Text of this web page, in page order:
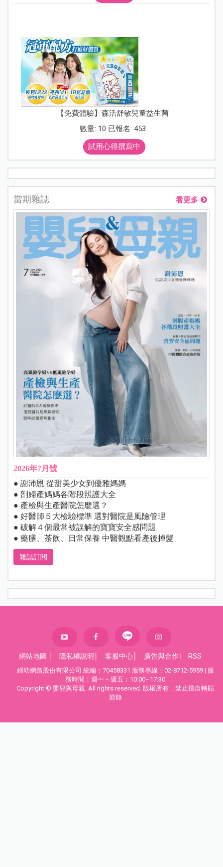
【免費體驗】森活舒敏兒童益生菌
數量: 10 已報名: 453
試用心得撰寫中
當期雜誌 看更多
2026年7月號
● 謝沛恩 從甜美少女到優雅媽媽
● 剖婦產媽媽各階段照護大全
● 產檢與生產醫院怎麼選？
● 好醫師５大檢驗標準 選對醫院是風險管理
● 破解４個最常被誤解的寶寶安全感問題
● 藥膳、茶飲、日常保養 中醫觀點看產後掉髮
雜誌訂閱
網站地圖 隱私權說明 客服中心 廣告與合作 RSS
婦幼網路股份有限公司 統編：70458331 服務專線：02-8712-5959 | 服
務時間：週一～週五：10:00~17:30
Copyright © 嬰兒與母親. All rights reserved. 版權所有，禁止擅自轉貼
節錄